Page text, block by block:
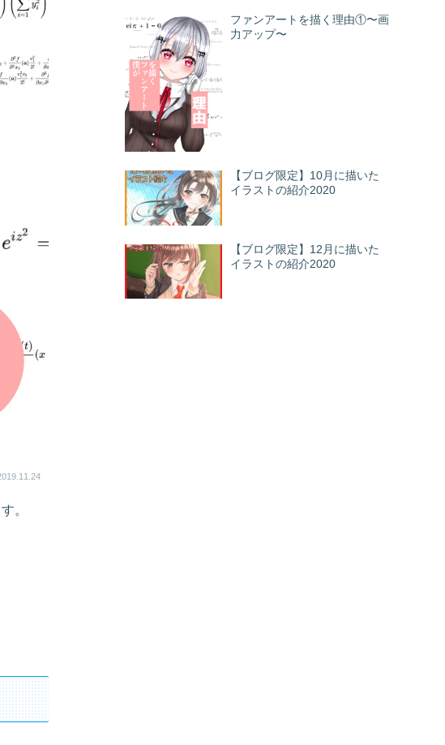
。
ファンアートを描く理由①〜画
力アップ〜
【ブログ限定】10月に描いた
イラストの紹介2020
【ブログ限定】12月に描いた
イラストの紹介2020